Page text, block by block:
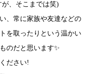
、そこまでは笑)
、常に家族や友達などの
を取ったりという温かい
のだと思います✨
ださい!